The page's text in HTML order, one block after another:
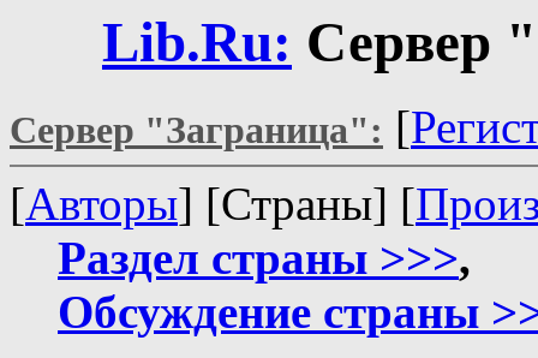
Lib.Ru: Сервер
Сервер "Заграница": [
[Авторы] [Страны] [
Раздел страны >>>,
Обсуждение страны